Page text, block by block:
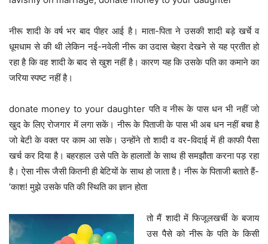
नीरू शादी के वर्ष भर बाद पीहर आई है। माता-पिता ने उसकी शादी बड़े खर्चे व
धूमधाम से की थी लेकिन नई-नवेली नीरू का उदास चेहरा देखने से यह प्रतीत हो
रहा है कि वह शादी के बाद से खुश नहीं है। कारण यह कि उसके पति का कमाने का
जरिया स्पष्ट नहीं है।
donate money to your daughter पति व नीरू के पास धन भी नहीं जो
खुद के लिए रोजगार में लगा सकें। नीरू के पिताजी के पास भी अब धन नहीं बचा है
जो बेटी के वक्त पर काम आ सके। उन्होंने तो शादी व वर-विदाई में ही काफी पैसा
खर्च कर दिया है। बहरहाल उसे पति के हालातों के साथ ही समझौता करना पड़ रहा
है। ऐसा नीरू जैसी कितनी ही बेटियों के साथ हो जाता है। नीरू के पिताजी बताते हैं-
’काश! मुझे उसके पति की स्थिति का ज्ञान होता
तो मैं शादी में फिजूलखर्ची के बजाय
उस पैसे को नीरू के पति के किसी